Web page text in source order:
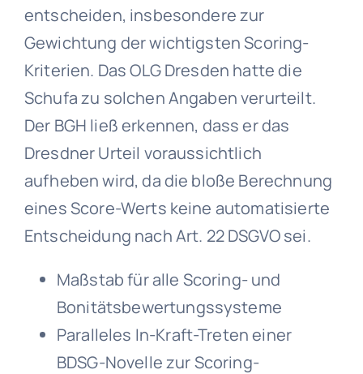
entscheiden, insbesondere zur
Gewichtung der wichtigsten Scoring-
Kriterien. Das OLG Dresden hatte die
Schufa zu solchen Angaben verurteilt.
Der BGH ließ erkennen, dass er das
Dresdner Urteil voraussichtlich
aufheben wird, da die bloße Berechnung
eines Score-Werts keine automatisierte
Entscheidung nach Art. 22 DSGVO sei.
Maßstab für alle Scoring- und
Bonitätsbewertungssysteme
Paralleles In-Kraft-Treten einer
BDSG-Novelle zur Scoring-